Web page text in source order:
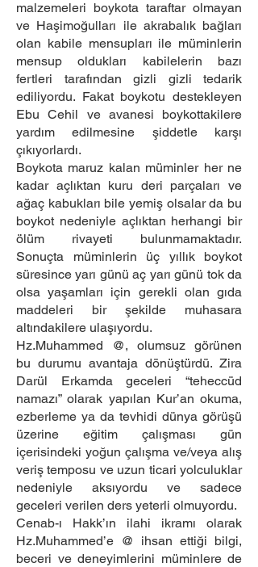
malzemeleri boykota taraftar olmayan
ve Haşimoğulları ile akrabalık bağları
olan kabile mensupları ile müminlerin
mensup oldukları kabilelerin bazı
fertleri tarafından gizli gizli tedarik
ediliyordu. Fakat boykotu destekleyen
Ebu Cehil ve avanesi boykottakilere
yardım edilmesine şiddetle karşı
çıkıyorlardı.
Boykota maruz kalan müminler her ne
kadar açlıktan kuru deri parçaları ve
ağaç kabukları bile yemiş olsalar da bu
boykot nedeniyle açlıktan herhangi bir
ölüm rivayeti bulunmamaktadır.
Sonuçta müminlerin üç yıllık boykot
süresince yarı günü aç yarı günü tok da
olsa yaşamları için gerekli olan gıda
maddeleri bir şekilde muhasara
altındakilere ulaşıyordu.
Hz.Muhammed @, olumsuz görünen
bu durumu avantaja dönüştürdü. Zira
Darül Erkamda geceleri “teheccüd
namazı” olarak yapılan Kur’an okuma,
ezberleme ya da tevhidi dünya görüşü
üzerine eğitim çalışması gün
içerisindeki yoğun çalışma ve/veya alış
veriş temposu ve uzun ticari yolculuklar
nedeniyle aksıyordu ve sadece
geceleri verilen ders yeterli olmuyordu.
Cenab-ı Hakk’ın ilahi ikramı olarak
Hz.Muhammed’e @ ihsan ettiği bilgi,
beceri ve deneyimlerini müminlere de